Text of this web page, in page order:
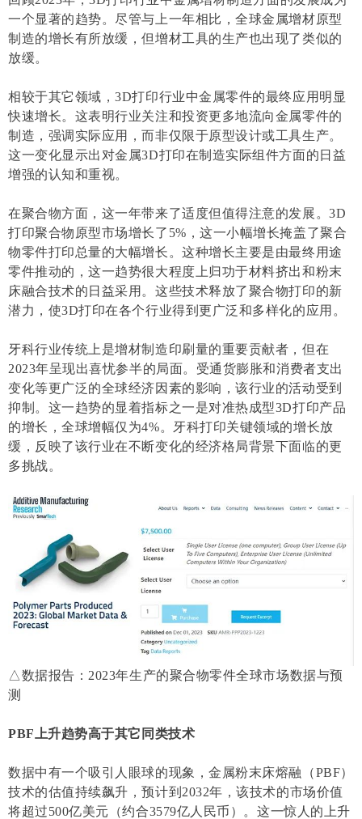
一个显著的趋势。尽管与上一年相比，全球金属增材原型
制造的增长有所放缓，但增材工具的生产也出现了类似的
放缓。
相较于其它领域，3D打印行业中金属零件的最终应用明显
快速增长。这表明行业关注和投资更多地流向金属零件的
制造，强调实际应用，而非仅限于原型设计或工具生产。
这一变化显示出对金属3D打印在制造实际组件方面的日益
增强的认知和重视。
在聚合物方面，这一年带来了适度但值得注意的发展。3D
打印聚合物原型市场增长了5%，这一小幅增长掩盖了聚合
物零件打印总量的大幅增长。这种增长主要是由最终用途
零件推动的，这一趋势很大程度上归功于材料挤出和粉末
床融合技术的日益采用。这些技术释放了聚合物打印的新
潜力，使3D打印在各个行业得到更广泛和多样化的应用。
牙科行业传统上是增材制造印刷量的重要贡献者，但在
2023年呈现出喜忧参半的局面。受通货膨胀和消费者支出
变化等更广泛的全球经济因素的影响，该行业的活动受到
抑制。这一趋势的显着指标之一是对准热成型3D打印产品
的增长，全球增幅仅为4%。牙科打印关键领域的增长放
缓，反映了该行业在不断变化的经济格局背景下面临的更
多挑战。
△数据报告：2023年生产的聚合物零件全球市场数据与预
测
PBF上升趋势高于其它同类技术
数据中有一个吸引人眼球的现象，金属粉末床熔融（PBF）
技术的估值持续飙升，预计到2032年，该技术的市场价值
将超过500亿美元（约合3579亿人民币）。这一惊人的上升